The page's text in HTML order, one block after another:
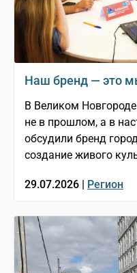
Наш бренд — это
В Великом
не в прошлом, а в
обсудили бренд
создание живого
29.07.2026 | Регион